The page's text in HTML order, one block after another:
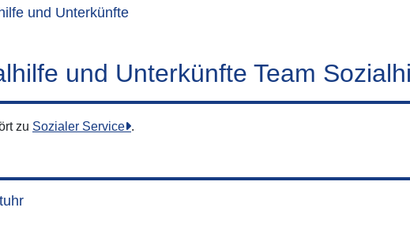
und Unterkünfte
und Unterkünfte Team
zu Sozialer Service .